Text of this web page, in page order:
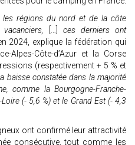
les régions du nord et de la côte
[…] ces derniers ont
2024, explique la fédération qui
Alpes-Côte-d’Azur et la Corse
(respectivement + 5 % et
baisse constatée dans la majorité
comme la Bourgogne-Franche-
(- 5,6 %) et le Grand Est (- 4,3
ont confirmé leur attractivité
consécutive, tout comme les